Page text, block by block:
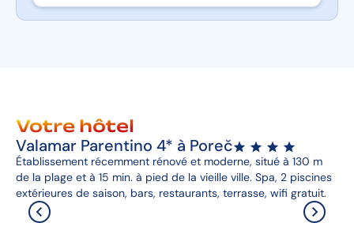
Votre hôtel
Valamar Parentino 4* à Poreč
Établissement récemment rénové et moderne, situé à 130 m
de la plage et à 15 min. à pied de la vieille ville. Spa, 2 piscines
extérieures de saison, bars, restaurants, terrasse, wifi gratuit.